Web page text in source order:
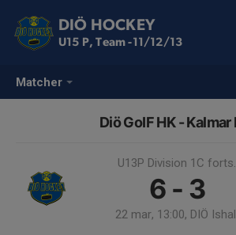
Matcher
DIÖ HOCKEY
U15 P, Team -11/12/13
Diö GoIF HK - Kalmar
U13P Division 1C forts.
6 - 3
22 mar, 13:00, DIÖ